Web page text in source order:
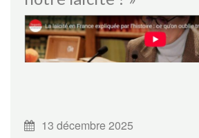
13 décembre 2025